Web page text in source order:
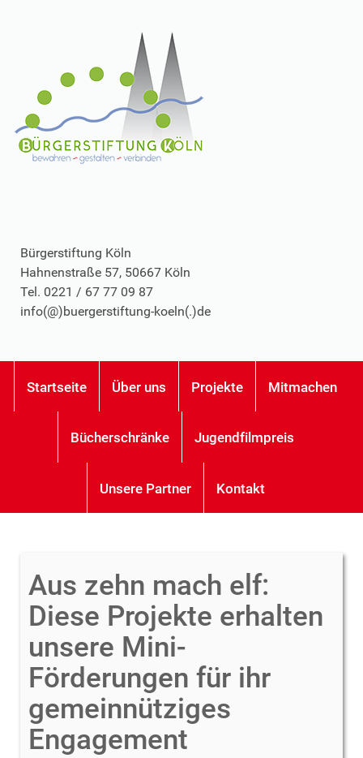
Bürgerstiftung Köln
Hahnenstraße 57, 50667 Köln
Tel. 0221 / 67 77 09 87
info(@)buergerstiftung-koeln(.)de
Startseite Über uns Projekte Mitmachen
Bücherschränke Jugendfilmpreis
Unsere Partner Kontakt
Aus zehn mach elf:
Diese Projekte erhalten
unsere Mini-
Förderungen für ihr
gemeinnütziges
Engagement